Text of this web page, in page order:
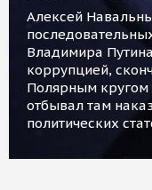
Алексей
Владимира
коррупцией,
Полярным кругом
отбывал там
политических